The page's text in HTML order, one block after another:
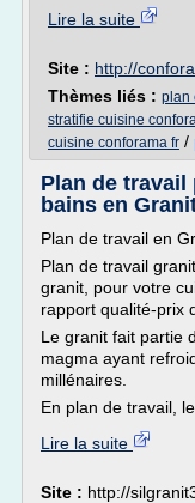
Lire la suite
Site : http://
Thèmes liés : plan
stratifie cuisine
cuisine conforama fr /
Plan de
bains en
Plan de travail en
Plan de travail
granit, pour votre
rapport qualité-prix
Le granit fait partie
magma ayant
millénaires.
En plan de travail, le
Lire la suite
Site : http://